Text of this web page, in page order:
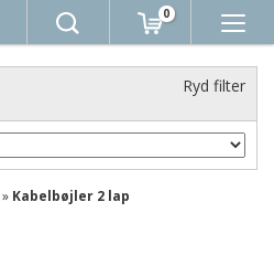
0
Ryd filter
» Kabelbøjler 2 lap